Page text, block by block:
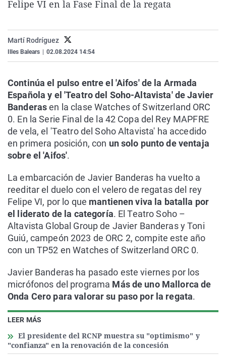
La rosa de los vientos
Caso
Operación Viuda
Extremadura
Navarra
País Vasco
Virales
Felipe VI en la Fase Final de la regata
Martí Rodríguez
Illes Balears 02.08.2024 14:54
LEER MÁS
El presidente del RCNP muestra su "optimismo" y
"confianza" en la renovación de la concesión
Continúa el pulso entre el 'Aifos' de la Armada
Española y el 'Teatro del Soho-Altavista' de Javier
Banderasen la clase Watches of Switzerland ORC
0. En la Serie Final de la 42 Copa del Rey MAPFRE
de vela, el 'Teatro del Soho Altavista' ha accedido
en primera posición, con un solo punto de ventaja
sobre el 'Aifos'.
La embarcación de Javier Banderas ha vuelto a
reeditar el duelo con el velero de regatas del rey
Felipe VI, por lo que mantienen viva la batalla por
el liderato de la categoría. El Teatro Soho –
Altavista Global Group de Javier Banderas y Toni
Guiú, campeón 2023 de ORC 2, compite este año
con un TP52 en Watches of Switzerland ORC 0.
Javier Banderas ha pasado este viernes por los
micrófonos del programa Más de uno Mallorca de
Onda Cero para valorar su paso por la regata.